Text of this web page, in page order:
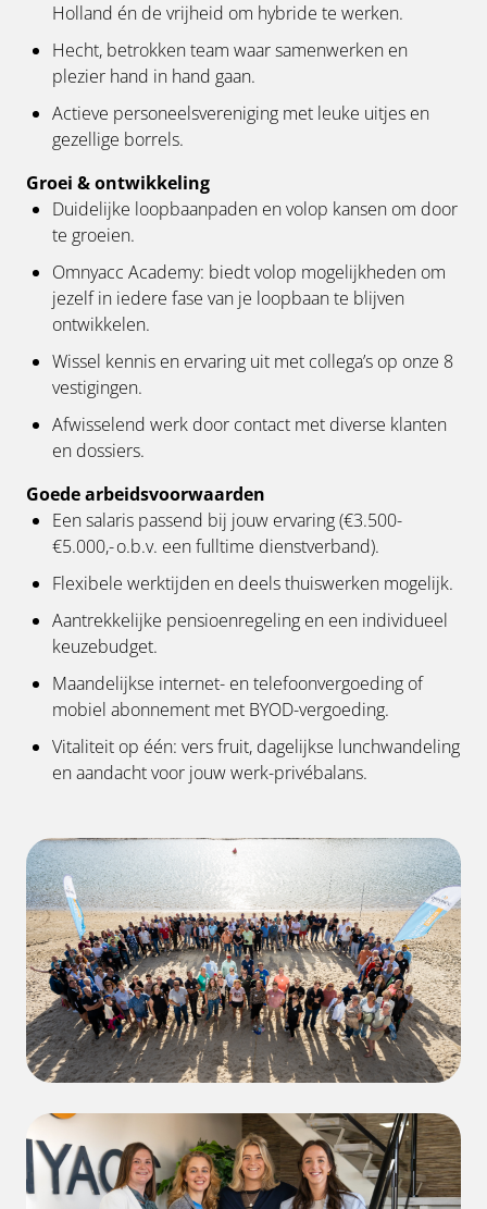
Holland én de vrijheid om hybride te werken.
Hecht, betrokken team waar samenwerken en
plezier hand in hand gaan.
Actieve personeelsvereniging met leuke uitjes en
gezellige borrels.
Groei & ontwikkeling
Duidelijke loopbaanpaden en volop kansen om door
te groeien.
Omnyacc Academy: biedt volop mogelijkheden om
jezelf in iedere fase van je loopbaan te blijven
ontwikkelen.
Wissel kennis en ervaring uit met collega’s op onze 8
vestigingen.
Afwisselend werk door contact met diverse klanten
en dossiers.
Goede arbeidsvoorwaarden
Een salaris passend bij jouw ervaring (€3.500-
€5.000,- o.b.v. een fulltime dienstverband).
Flexibele werktijden en deels thuiswerken mogelijk.
Aantrekkelijke pensioenregeling en een individueel
keuzebudget.
Maandelijkse internet- en telefoonvergoeding of
mobiel abonnement met BYOD-vergoeding.
Vitaliteit op één: vers fruit, dagelijkse lunchwandeling
en aandacht voor jouw werk-privébalans.